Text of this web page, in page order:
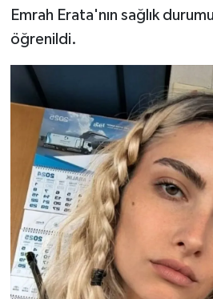
Emrah Erata'nın sağlık
öğrenildi.